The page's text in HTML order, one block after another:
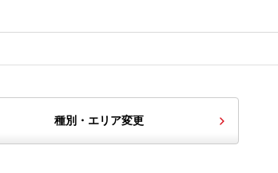
種別・エリア変更